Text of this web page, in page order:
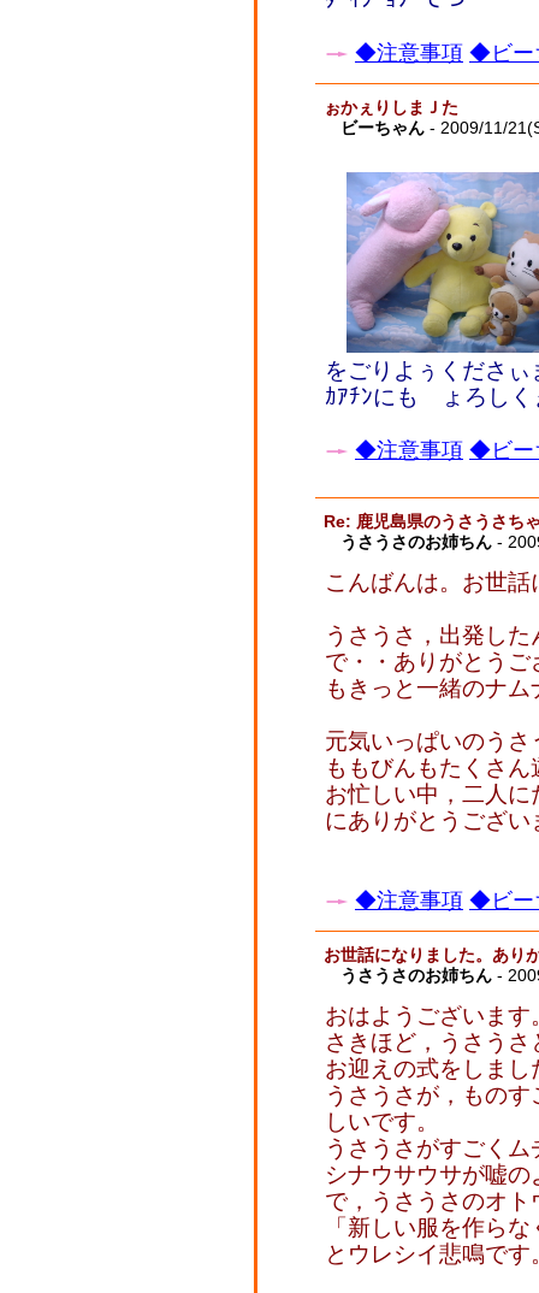
◆注意事項 ◆ビー
ぉかぇりしまＪた
ビーちゃん - 2009/11/
をごりよぅくださ
ｶｱﾁﾝにも ょろしく
◆注意事項 ◆ビー
Re: 鹿児島県のうさうさち
うさうさのお姉ちん -
こんばんは。お世話
うさうさ，出発し
で・・ありがとう
もきっと一緒のナ
元気いっぱいのう
ももびんもたくさ
お忙しい中，二人
にありがとうござい
◆注意事項 ◆ビー
お世話になりました。あり
うさうさのお姉ちん -
おはようございます
さきほど，うさう
お迎えの式をしまし
うさうさが，もの
しいです。
うさうさがすごく
シナウサウサが嘘
で，うさうさのオト
「新しい服を作ら
とウレシイ悲鳴で